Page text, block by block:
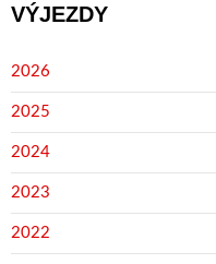
VÝJEZDY
2026
2025
2024
2023
2022